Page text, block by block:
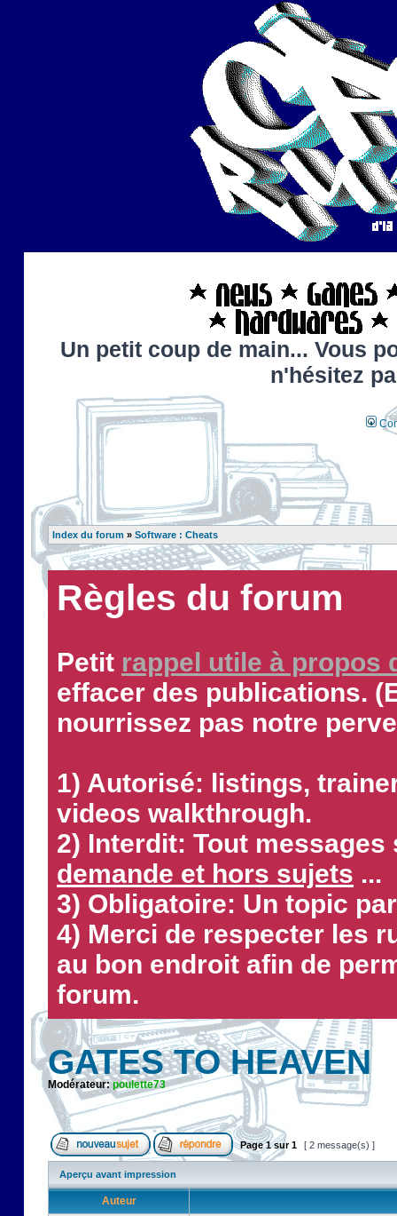
Un petit coup de main... Vous
n'hésitez
Index du forum » Software : Cheats
Règles du forum
Petit rappel utile à propos
effacer des publications.
nourrissez pas notre
1) Autorisé: listings,
videos walkthrough.
2) Interdit: Tout
demande et hors sujets ...
3) Obligatoire: Un topic
4) Merci de respecter les
au bon endroit afin de
forum.
GATES TO HEAVEN
Modérateur:poulette73
Page1sur1 [ 2 message(s) ]
Aperçu avant impression
Auteur